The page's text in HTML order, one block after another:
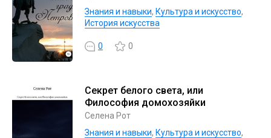
Знания и навыки, Культура и искусство,
История искусства
0 0
Секрет белого света, или
Философия домохозяйки
Селена Рот
Знания и навыки, Культура и искусство,